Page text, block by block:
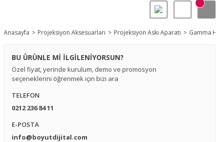
Anasayfa Projeksiyon Aksesuarları Projeksiyon Askı Aparatı Gamma
BU ÜRÜNLE Mİ İLGİLENİYORSUN?
Özel fiyat, yerinde kurulum, demo ve promosyon
seçeneklerini öğrenmek için bizi ara
TELEFON
0212 236 84 11
E-POSTA
info@boyutdijital.com